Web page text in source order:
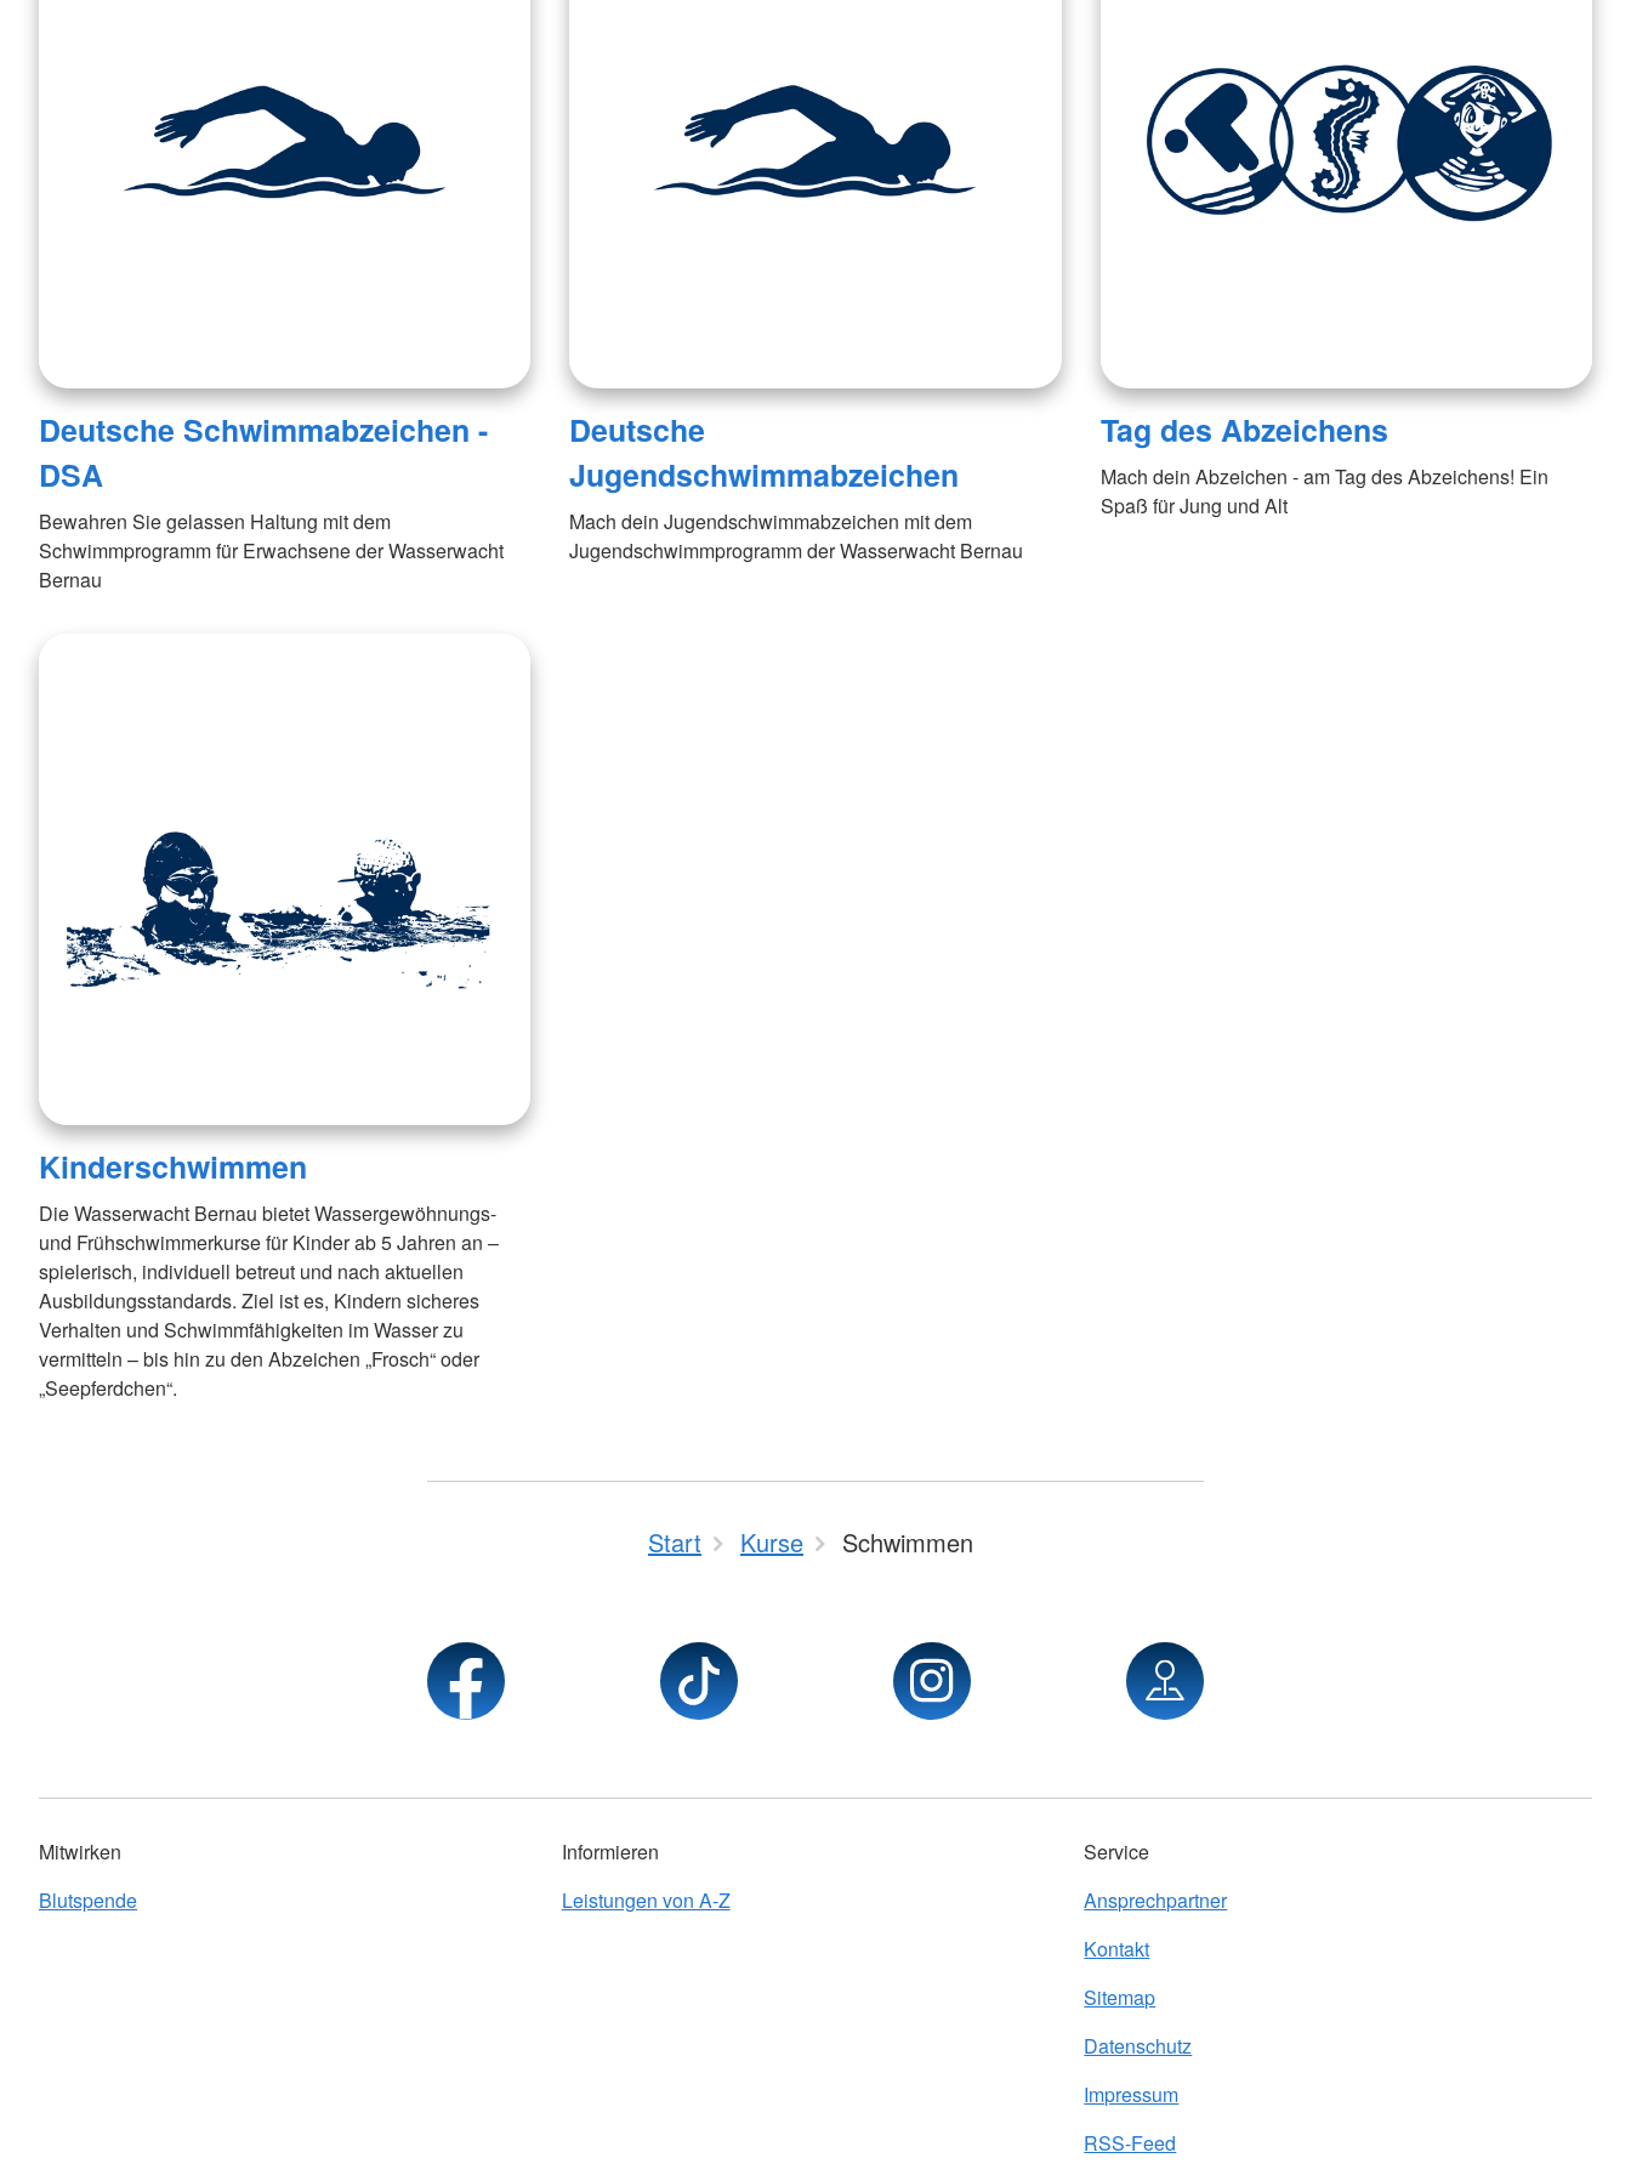
Deutsche Schwimmabzeichen -
DSA
Bewahren Sie gelassen Haltung mit dem
Schwimmprogramm für Erwachsene der Wasserwacht
Bernau
Deutsche
Jugendschwimmabzeichen
Mach dein Jugendschwimmabzeichen mit dem
Jugendschwimmprogramm der Wasserwacht Bernau
Tag des Abzeichens
Mach dein Abzeichen - am Tag des Abzeichens! Ein
Spaß für Jung und Alt
Kinderschwimmen
Die Wasserwacht Bernau bietet Wassergewöhnungs-
und Frühschwimmerkurse für Kinder ab 5 Jahren an –
spielerisch, individuell betreut und nach aktuellen
Ausbildungsstandards. Ziel ist es, Kindern sicheres
Verhalten und Schwimmfähigkeiten im Wasser zu
vermitteln – bis hin zu den Abzeichen „Frosch“ oder
„Seepferdchen“.
Start Kurse Schwimmen
Mitwirken
Blutspende
Informieren
Leistungen von A-Z
Service
Ansprechpartner
Kontakt
Sitemap
Datenschutz
Impressum
RSS-Feed